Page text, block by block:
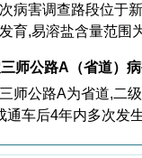
病害调查路段位于
育,易溶盐含量范围
师公路A（省道）
师公路A为省道,二
通车后4年内多次发